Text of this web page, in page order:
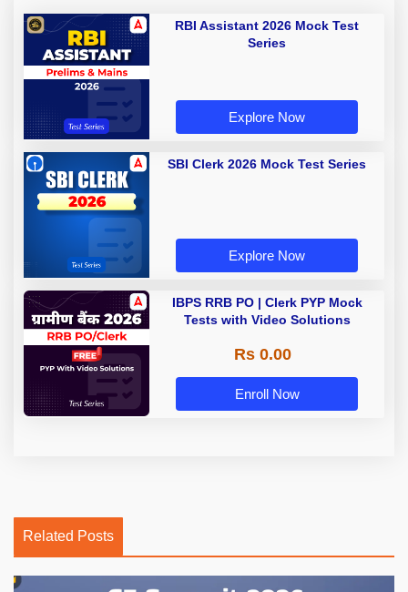
RBI Assistant 2026 Mock Test
Series
Explore Now
SBI Clerk 2026 Mock Test Series
Explore Now
IBPS RRB PO | Clerk PYP Mock
Tests with Video Solutions
Rs 0.00
Enroll Now
Related Posts